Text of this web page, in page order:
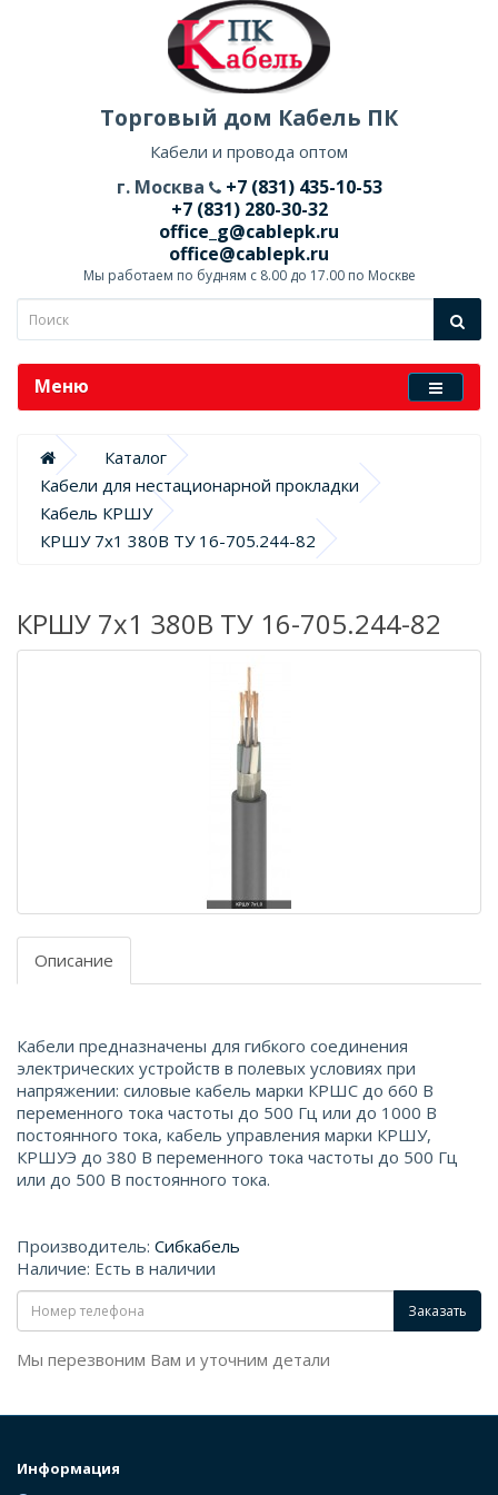
Торговый дом Кабель ПК
Кабели и провода оптом
г. Москва
+7 (831) 435-10-53
+7 (831) 280-30-32
office_g@cablepk.ru
office@cablepk.ru
Мы работаем по будням с 8.00 до 17.00 по Москве
Меню
Каталог
Кабели для нестационарной прокладки
Кабель КРШУ
КРШУ 7х1 380В ТУ 16-705.244-82
КРШУ 7х1 380В ТУ 16-705.244-82
Описание
Кабели предназначены для гибкого соединения
электрических устройств в полевых условиях при
напряжении: силовые кабель марки КРШС до 660 В
переменного тока частоты до 500 Гц или до 1000 В
постоянного тока, кабель управления марки КРШУ,
КРШУЭ до 380 В переменного тока частоты до 500 Гц
или до 500 В постоянного тока.
Производитель: Сибкабель
Наличие: Есть в наличии
Заказать
Мы перезвоним Вам и уточним детали
Информация